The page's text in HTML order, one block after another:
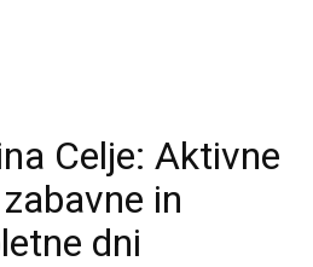
Celje: Aktivne
in
dni